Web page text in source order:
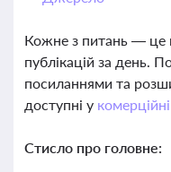
Кожне з питань — це
публікацій за день.
посиланнями та
доступні у
Стисло про головне: